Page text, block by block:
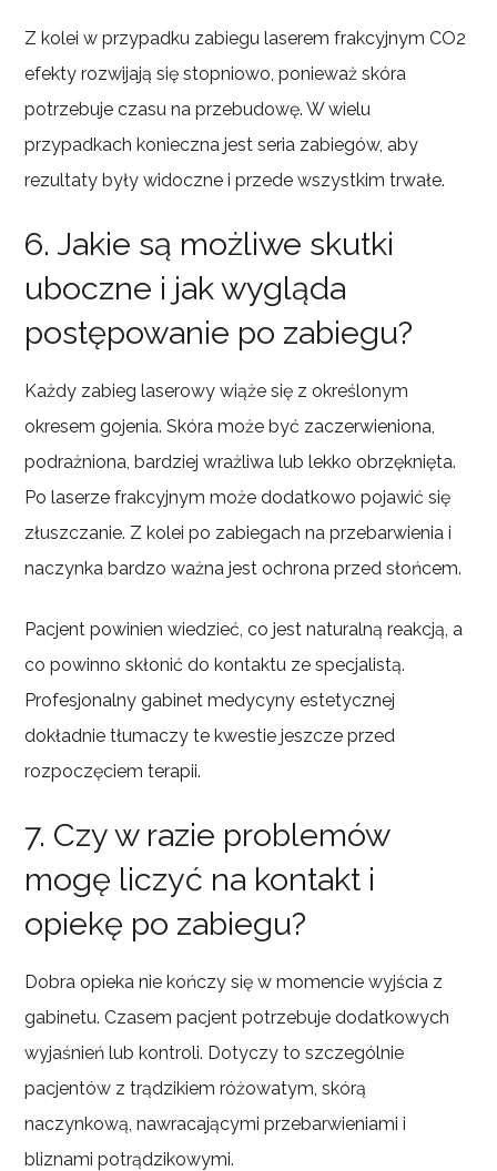
Z kolei w przypadku zabiegu laserem frakcyjnym CO2
efekty rozwijają się stopniowo, ponieważ skóra
potrzebuje czasu na przebudowę. W wielu
przypadkach konieczna jest seria zabiegów, aby
rezultaty były widoczne i przede wszystkim trwałe.
6. Jakie są możliwe skutki
uboczne i jak wygląda
postępowanie po zabiegu?
Każdy zabieg laserowy wiąże się z określonym
okresem gojenia. Skóra może być zaczerwieniona,
podrażniona, bardziej wrażliwa lub lekko obrzęknięta.
Po laserze frakcyjnym może dodatkowo pojawić się
złuszczanie. Z kolei po zabiegach na przebarwienia i
naczynka bardzo ważna jest ochrona przed słońcem.
Pacjent powinien wiedzieć, co jest naturalną reakcją, a
co powinno skłonić do kontaktu ze specjalistą.
Profesjonalny gabinet medycyny estetycznej
dokładnie tłumaczy te kwestie jeszcze przed
rozpoczęciem terapii.
7. Czy w razie problemów
mogę liczyć na kontakt i
opiekę po zabiegu?
Dobra opieka nie kończy się w momencie wyjścia z
gabinetu. Czasem pacjent potrzebuje dodatkowych
wyjaśnień lub kontroli. Dotyczy to szczególnie
pacjentów z trądzikiem różowatym, skórą
naczynkową, nawracającymi przebarwieniami i
bliznami potrądzikowymi.